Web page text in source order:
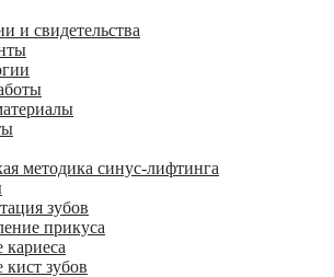
и свидетельства
методика синус-лифтинга
зубов
прикуса
кариеса
кист зубов